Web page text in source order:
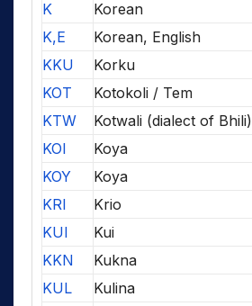
K
Korean
K,E
Korean, English
KKU
Korku
KOT
Kotokoli / Tem
KTW
Kotwali (dialect of Bhili)
KOI
Koya
KOY
Koya
KRI
Krio
KUI
Kui
KKN
Kukna
KUL
Kulina